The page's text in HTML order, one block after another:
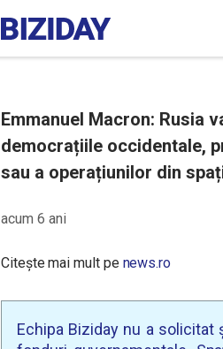
Emmanuel Macron: Rusia
democrațiile occidentale,
sau a operațiunilor din
acum 6 ani
Citește mai mult pe news.ro
Echipa Biziday nu a